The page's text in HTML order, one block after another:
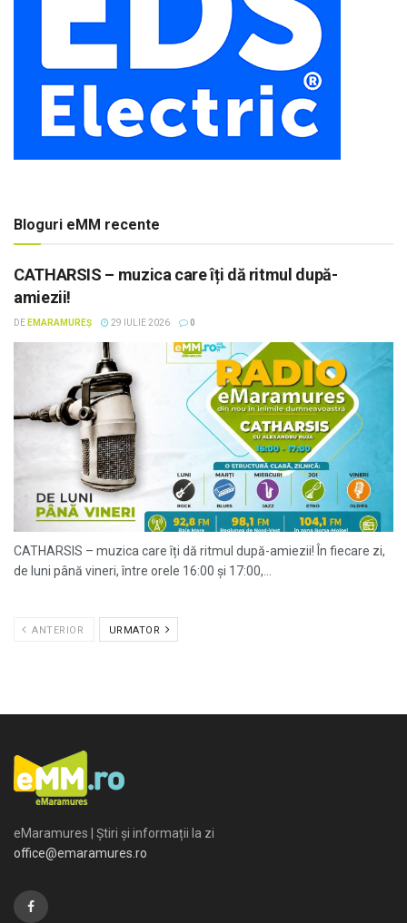
Bloguri eMM recente
CATHARSIS – muzica care îți dă ritmul după-
amiezii!
DE EMARAMUREȘ 29 IULIE 2026 0
CATHARSIS – muzica care îți dă ritmul după-amiezii! În fiecare zi,
de luni până vineri, între orele 16:00 și 17:00,...
ANTERIOR URMATOR
eMaramures | Știri și informații la zi
office@emaramures.ro